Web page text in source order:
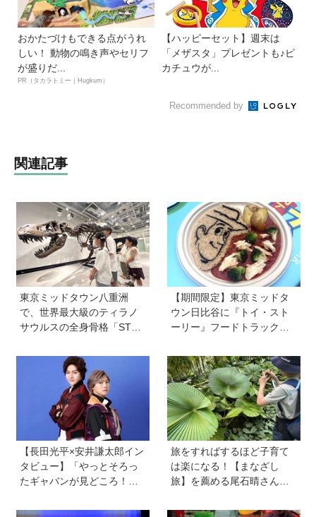
おかたづけもできる点がうれ
しい！ 動物の鳴き声やセリフ
が盛りだ...
PR（タカラトミー｜Hugkum）
【ハッピーセット】週末は
「メザスタ」プレゼントも♪ピ
カチュウが...
Recommended by
関連記事
東京ミッドタウン八重洲
で、世界最大級のティラノ
サウルスの全身骨格「STA
DS EXPO 2026 ダイナソー
ラボ」が開催中
【期間限定】東京ミッドタ
ウン日比谷に『トイ・スト
ーリー』フードトラックが
ろをチェックしてきました
【長田光平×安井謙太郎イン
タビュー】「やっとそろっ
たギャバンが見どころ！」
インフィニティ 太陽が泣い
旅をすればするほど子育て
は楽になる！【まなざし
旅】を薦める尾石晴さんの
員にならない」「子どもに